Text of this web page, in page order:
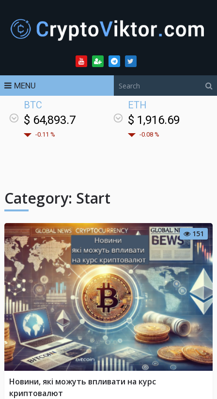
MENU
BTC
$ 64,893.7
-0.11 %
ETH
$ 1,916.69
-0.08 %
Category: Start
151
Новини, які можуть впливати на курс
криптовалют